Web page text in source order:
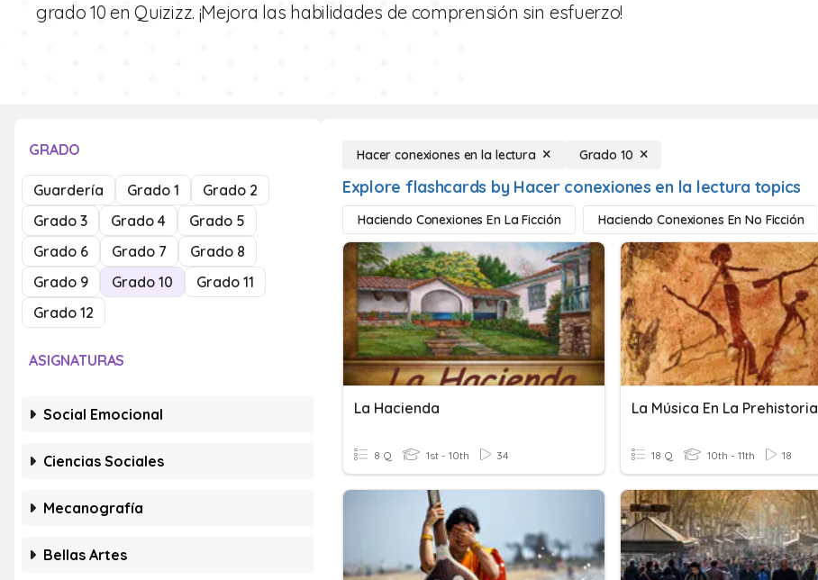
grado 10 en Quizizz. ¡Mejora las habilidades de comprensión sin esfuerzo!
GRADO
Guardería Grado 1
Grado 2
Grado 3
Grado 4
Grado 5
Grado 6
Grado 7
Grado 8
Grado 9
Grado 10
Grado 11
Grado 12
ASIGNATURAS
Social Emocional
Ciencias Sociales
Mecanografía
Bellas Artes
Hacer conexiones en la lectura Grado 10
Explore flashcards by Hacer conexiones en la lectura topics
Haciendo Conexiones En La Ficción Haciendo Conexiones En No Ficción
La Hacienda
8 Q 1st - 10th 34
La Música En La Prehistoria
18 Q 10th - 11th 18